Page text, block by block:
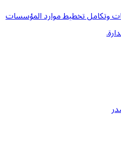
وتكامل تخطيط موارد المؤسسات